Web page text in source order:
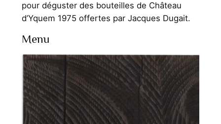
pour déguster des bouteilles de Château
d’Yquem 1975 offertes par Jacques Dugait.
Menu